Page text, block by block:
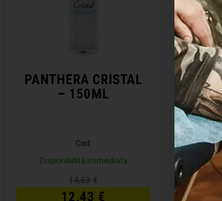
PANTHERA CRISTAL
– 150ML
Cod.
Disponibilità immediata
14,63€
12,43 €